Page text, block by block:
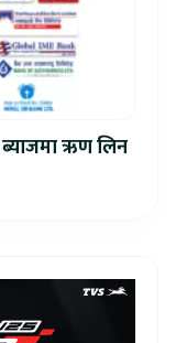
ऋण लिन